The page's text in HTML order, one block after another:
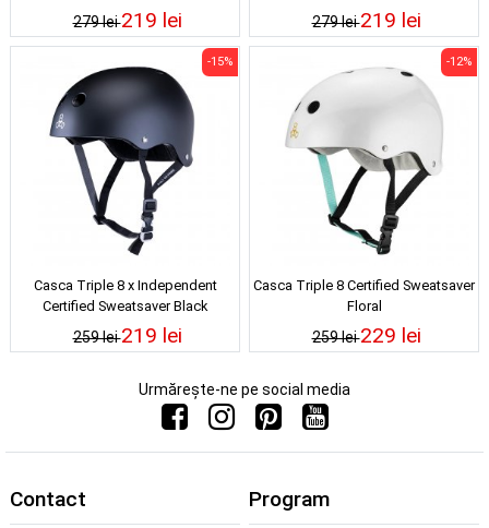
279 lei219 lei 279 lei219 lei
Casca Triple 8 x Independent
Certified Sweatsaver Black
259 lei
-15%
219 lei
Casca Triple 8 Certified Sweatsaver
Floral
259 lei
-12%
229 lei
Urmărește-ne pe social media
Contact Program